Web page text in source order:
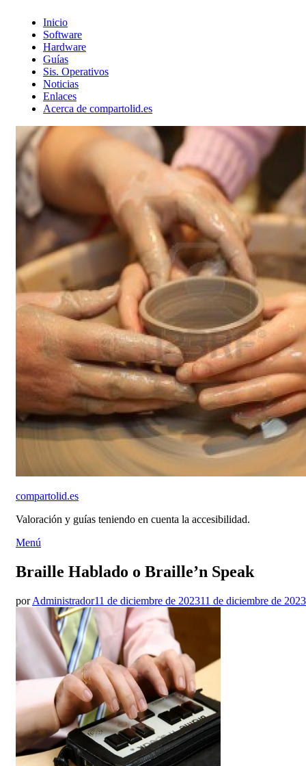
Inicio
Software
Hardware
Guías
Sis. Operativos
Noticias
Enlaces
Acerca de compartolid.es
compartolid.es
Valoración y guías teniendo en cuenta la accesibilidad.
Saltar
contenido
Menú
Braille Hablado o Braille’n Speak
porAdministradorPublicado
el
11 de diciembre de 202311 de diciembre de 2023